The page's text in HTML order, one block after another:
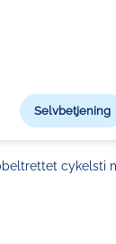
Selvbetjening
cykelsti